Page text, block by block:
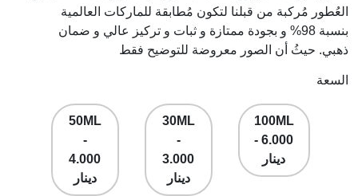
العُطور مُركبة من قبلنا لتكون مُطابقة للماركات العالمية
بنسبة 98% و بجودة ممتازة و ثبات و تركيز عالي و ضمان
ذهبي. حيثُ أن الصور معروضة للتوضيح فقط
السعة
100ML
- 6.000
دينار
30ML
-
3.000
دينار
50ML
-
4.000
دينار